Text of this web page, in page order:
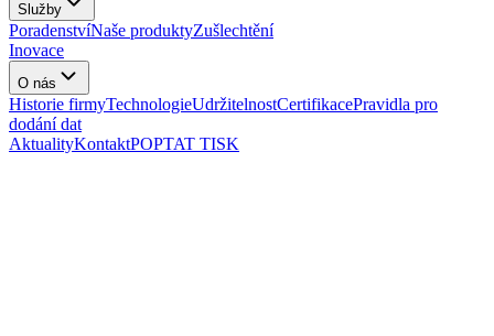
Služby
PoradenstvíNaše produktyZušlechtění
Inovace
O nás
Historie firmyTechnologieUdržitelnostCertifikacePravidla pro
dodání dat
AktualityKontaktPOPTAT TISK